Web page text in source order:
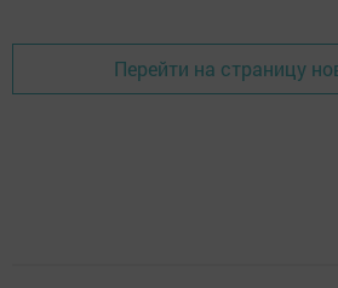
Перейти на страницу